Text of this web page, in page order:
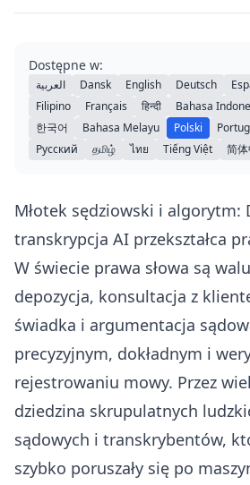
Dostępne w:
العربية Dansk English Deutsch
Filipino
Français हिन्दी Bahasa
한국어
Bahasa Melayu Polski
Русский
தமிழ் ไทย Tiếng Việt 简
Młotek sędziowski i algorytm:
transkrypcja AI przekształca
W świecie prawa słowa są
depozycja, konsultacja z
świadka i argumentacja
precyzyjnym, dokładnym i
rejestrowaniu mowy. Przez
dziedzina skrupulatnych
sądowych i transkrybentów,
szybko poruszały się po